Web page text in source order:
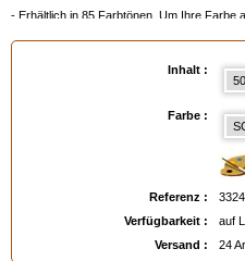
- Erhältlich in 85 Farbtönen. Um Ihre Farbe
Wahl und dann auf die Farbpalette
ein Farbmuster
: 50 ml, 500 ml, 500 ml auf
Inhalt :
Farbe :
Referenz :
Verfügbarkeit :
auf
Versand :
24